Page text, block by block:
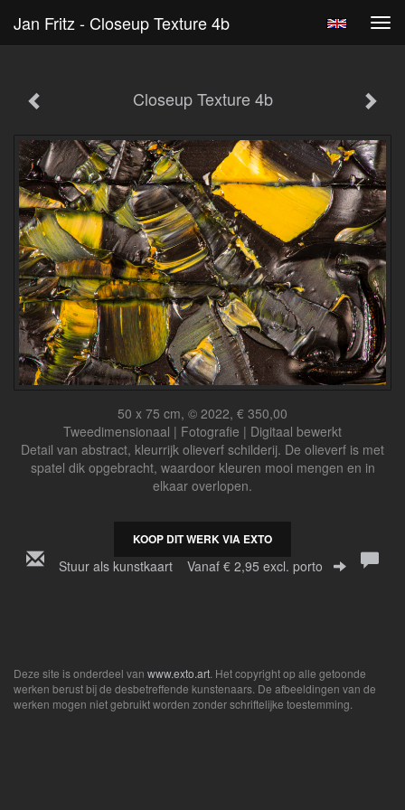
Jan Fritz - Closeup Texture 4b
Closeup Texture 4b
50 x 75 cm, © 2022, € 350,00
Tweedimensionaal | Fotografie | Digitaal bewerkt
Detail van abstract, kleurrijk olieverf schilderij. De olieverf is met
spatel dik opgebracht, waardoor kleuren mooi mengen en in
elkaar overlopen.
KOOP DIT WERK VIA EXTO
Stuur als kunstkaart Vanaf € 2,95 excl. porto
Deze site is onderdeel van www.exto.art . Het copyright op alle getoonde
werken berust bij de desbetreffende kunstenaars. De afbeeldingen van de
werken mogen niet gebruikt worden zonder schriftelijke toestemming.